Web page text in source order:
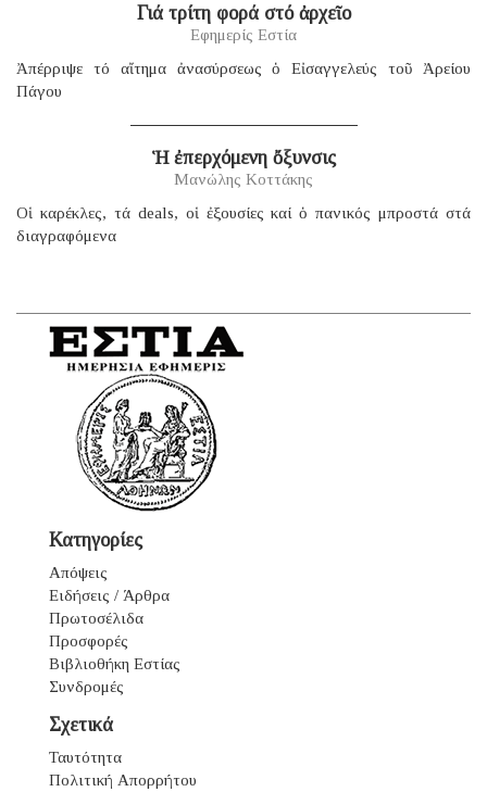
Γιά τρίτη φορά στό ἀρχεῖο
Εφημερίς Εστία
Ἀπέρριψε τό αἴτημα ἀνασύρσεως ὁ Εἰσαγγελεύς τοῦ Ἀρείου
Πάγου
Ἡ ἐπερχόμενη ὄξυνσις
Μανώλης Κοττάκης
Οἱ καρέκλες, τά deals, οἱ ἐξουσίες καί ὁ πανικός μπροστά στά
διαγραφόμενα
Κατηγορίες
Απόψεις
Ειδήσεις / Άρθρα
Πρωτοσέλιδα
Προσφορές
Βιβλιοθήκη Εστίας
Συνδρομές
Σχετικά
Ταυτότητα
Πολιτική Απορρήτου